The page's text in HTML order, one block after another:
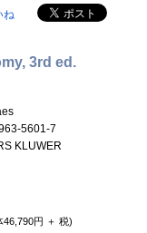
ね
3rd ed.
5601-7
KLUWER
46,790円 ＋ 税)